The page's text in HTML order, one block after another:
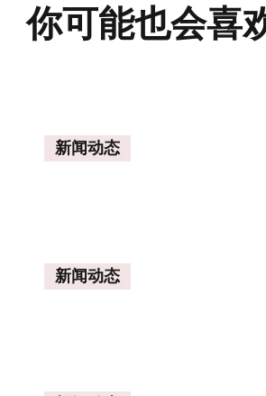
你可能也会喜
新闻动态
新闻动态